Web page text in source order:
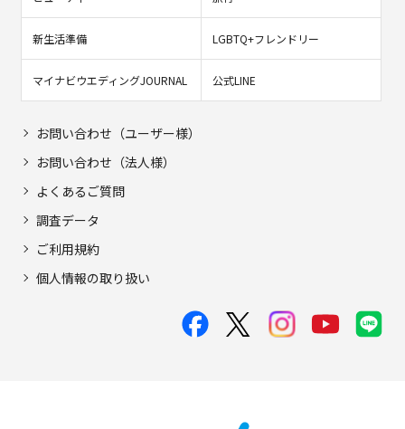
新生活準備 LGBTQ+フレンドリー
マイナビウエディングJOURNAL 公式LINE
お問い合わせ（ユーザー様）
お問い合わせ（法人様）
よくあるご質問
調査データ
ご利用規約
個人情報の取り扱い